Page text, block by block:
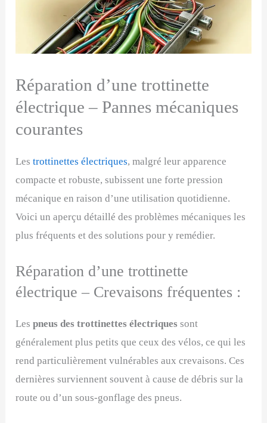
Réparation d’une trottinette
électrique – Pannes mécaniques
courantes
Les trottinettes électriques, malgré leur apparence
compacte et robuste, subissent une forte pression
mécanique en raison d’une utilisation quotidienne.
Voici un aperçu détaillé des problèmes mécaniques les
plus fréquents et des solutions pour y remédier.
Réparation d’une trottinette
électrique – Crevaisons fréquentes :
Les pneus des trottinettes électriques sont
généralement plus petits que ceux des vélos, ce qui les
rend particulièrement vulnérables aux crevaisons. Ces
dernières surviennent souvent à cause de débris sur la
route ou d’un sous-gonflage des pneus.